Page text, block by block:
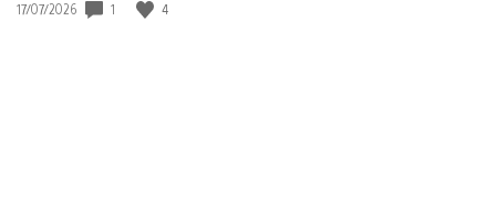
Fecha
17/07/2026 1 4